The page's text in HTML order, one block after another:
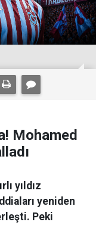
Mohamed
yıldız
yeniden
Peki